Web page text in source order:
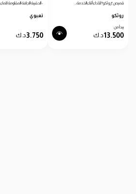
قميص "روثكو" للأداء أثناء الخدمة…
روثكو
يبدأ من
13.500د.ك
- الحقيبة الجافة المقاومة للماء…
تعبوي
3.750د.ك